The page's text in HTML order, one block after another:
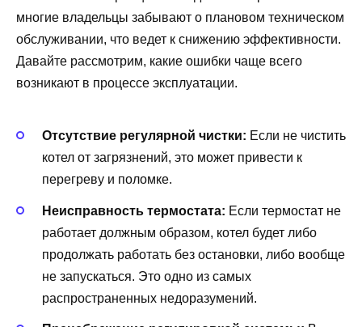
многие владельцы забывают о плановом техническом
обслуживании, что ведет к снижению эффективности.
Давайте рассмотрим, какие ошибки чаще всего
возникают в процессе эксплуатации.
Отсутствие регулярной чистки: Если не чистить
котел от загрязнений, это может привести к
перегреву и поломке.
Неисправность термостата: Если термостат не
работает должным образом, котел будет либо
продолжать работать без остановки, либо вообще
не запускаться. Это одно из самых
распространенных недоразумений.